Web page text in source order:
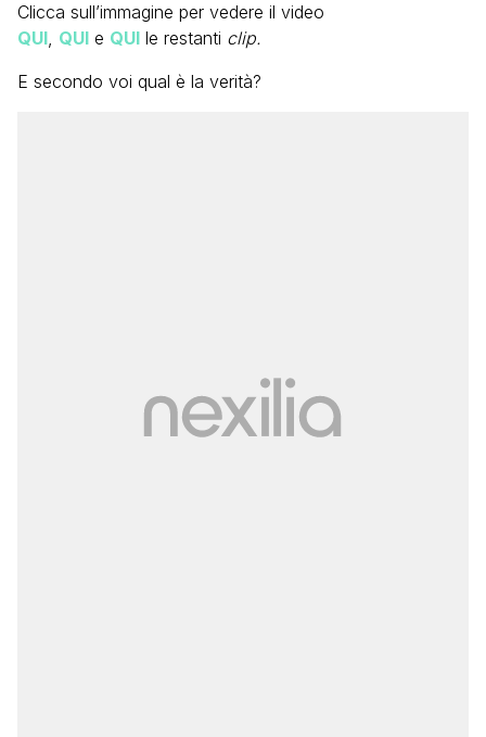
Clicca sull’immagine per vedere il video
QUI, QUI e QUI le restanti clip.
E secondo voi qual è la verità?